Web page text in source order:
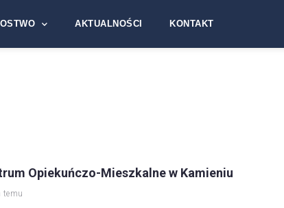
AKTUALNOŚCI KONTAKT
Opiekuńczo-Mieszkalne w Kamieniu
temu